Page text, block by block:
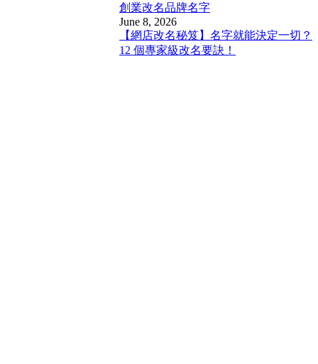
創業改名品牌名字
June 8, 2026
【網店改名秘笈】名字就能決定一切？
12 個專家級改名要訣！